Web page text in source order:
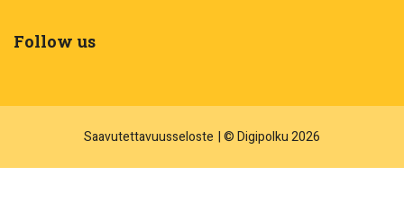
Follow us
Saavutettavuusseloste | © Digipolku 2026